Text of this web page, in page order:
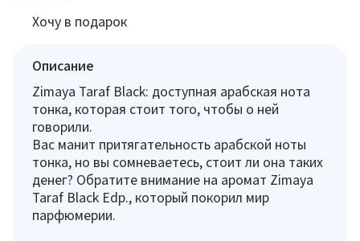
Хочу в подарок
Описание
Zimaya Taraf Black: доступная арабская нота
тонка, которая стоит того, чтобы о ней
говорили.
Вас манит притягательность арабской ноты
тонка, но вы сомневаетесь, стоит ли она таких
денег? Обратите внимание на аромат Zimaya
Taraf Black Edp., который покорил мир
парфюмерии.